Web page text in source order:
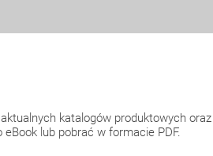
katalogów produktowych oraz
lub pobrać w formacie PDF.